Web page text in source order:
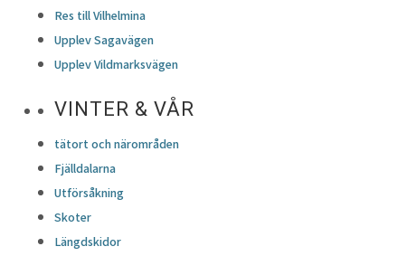
Res till Vilhelmina
Upplev Sagavägen
Upplev Vildmarksvägen
VINTER & VÅR
tätort och närområden
Fjälldalarna
Utförsåkning
Skoter
Längdskidor